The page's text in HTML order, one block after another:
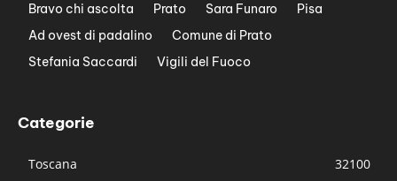
Bravo chi ascolta
Prato Sara Funaro
Pisa
Ad ovest di padalino
Comune di Prato
Stefania Saccardi
Vigili del Fuoco
Categorie
Toscana
32100